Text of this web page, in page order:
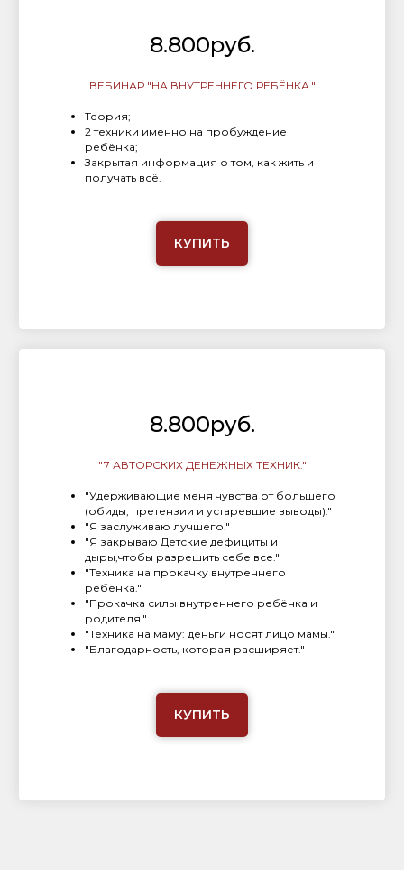
8.800руб.
ВЕБИНАР "НА ВНУТРЕННЕГО РЕБЁНКА."
Теория;
2 техники именно на пробуждение
ребёнка;
Закрытая информация о том, как жить и
получать всё.
КУПИТЬ
8.800руб.
"7 АВТОРСКИХ ДЕНЕЖНЫХ ТЕХНИК."
"Удерживающие меня чувства от большего
(обиды, претензии и устаревшие выводы)."
"Я заслуживаю лучшего."
"Я закрываю Детские дефициты и
дыры,чтобы разрешить себе все."
"Техника на прокачку внутреннего
ребёнка."
"Прокачка силы внутреннего ребёнка и
родителя."
"Техника на маму: деньги носят лицо мамы."
"Благодарность, которая расширяет."
КУПИТЬ